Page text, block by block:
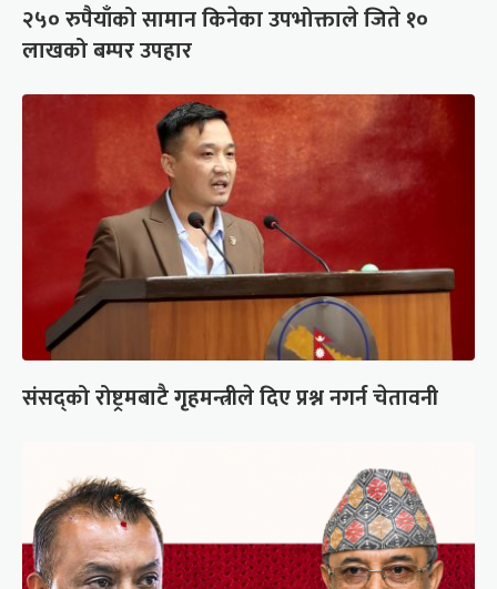
२५० रुपैयाँको सामान किनेका उपभोक्ताले जिते १०
लाखको बम्पर उपहार
संसद्को रोष्ट्रमबाटै गृहमन्त्रीले दिए प्रश्न नगर्न चेतावनी